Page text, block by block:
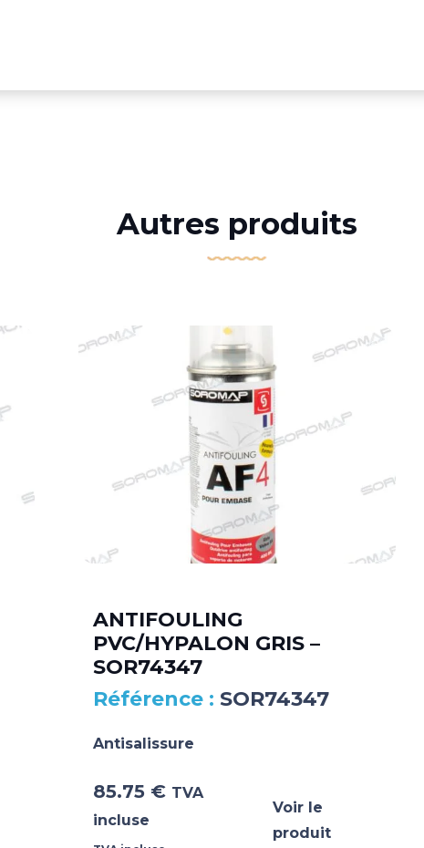
Autres produits
ANTIFOULING
PVC/HYPALON GRIS –
SOR74347
SOR74347
Antisalissure
85.75 € TVA
incluse
Voir le
produit